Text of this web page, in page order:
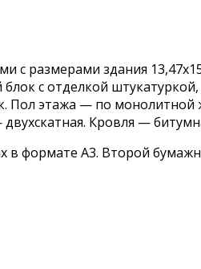
с размерами здания
с отделкой
Пол этажа — по
Кровля —
в формате А3. Второй